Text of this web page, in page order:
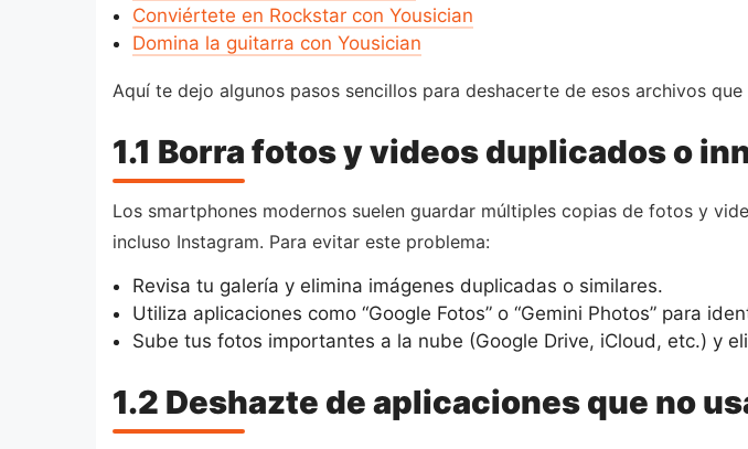
Conviértete en Rockstar con Yousician
Domina la guitarra con Yousician
Aquí te dejo algunos pasos sencillos para deshacerte de esos archivos
1.1 Borra fotos y videos duplicados o
Los smartphones modernos suelen guardar múltiples copias de fotos y
incluso Instagram. Para evitar este problema:
Revisa tu galería y elimina imágenes duplicadas o similares.
Utiliza aplicaciones como “Google Fotos” o “Gemini Photos” para
Sube tus fotos importantes a la nube (Google Drive, iCloud, etc.) y
1.2 Deshazte de aplicaciones que no